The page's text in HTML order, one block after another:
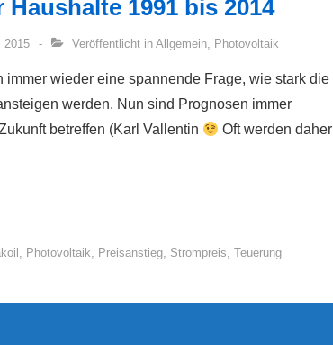
1991 bis 2014
2015 Veröffentlicht in Allgemein, Photovoltaik
immer wieder eine spannende Frage, wie stark die
werden. Nun sind Prognosen immer
betreffen (Karl Vallentin
Oft werden daher
, Photovoltaik, Preisanstieg, Strompreis, Teuerung